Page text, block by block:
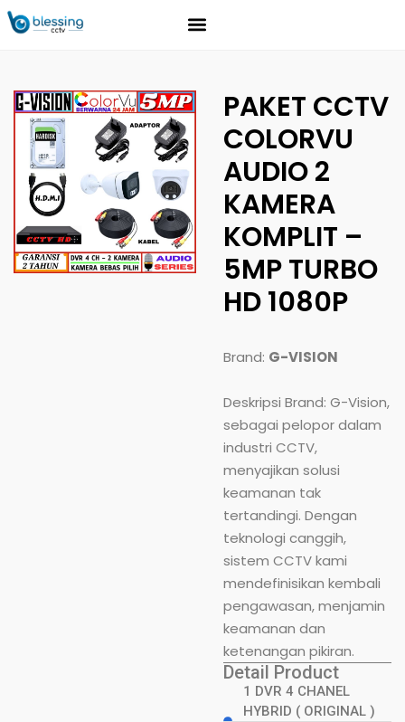
PAKET CCTV
COLORVU
AUDIO 2
KAMERA
KOMPLIT –
5MP TURBO
HD 1080P
Brand: G-VISION
Deskripsi Brand: G-Vision,
sebagai pelopor dalam
industri CCTV,
menyajikan solusi
keamanan tak
tertandingi. Dengan
teknologi canggih,
sistem CCTV kami
mendefinisikan kembali
pengawasan, menjamin
keamanan dan
ketenangan pikiran.
Detail Product
1 DVR 4 CHANEL
HYBRID ( ORIGINAL )